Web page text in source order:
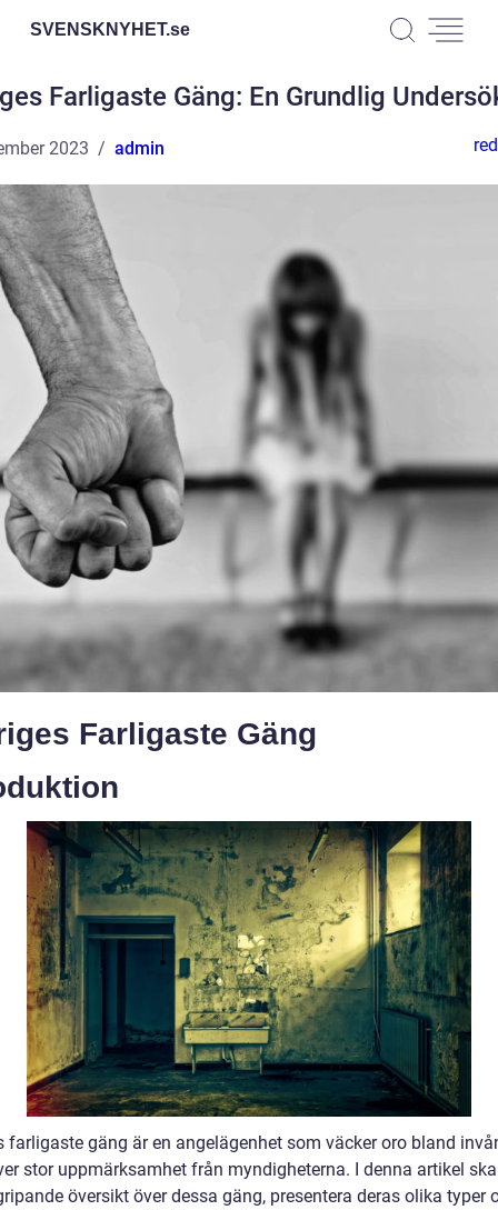
SVENSKNYHET.se
Farligaste Gäng: En Grundlig
2023 admin
Farligaste Gäng
farligaste gäng är en angelägenhet som väcker oro bland
stor uppmärksamhet från myndigheterna. I denna artikel
översikt över dessa gäng, presentera deras olika typer